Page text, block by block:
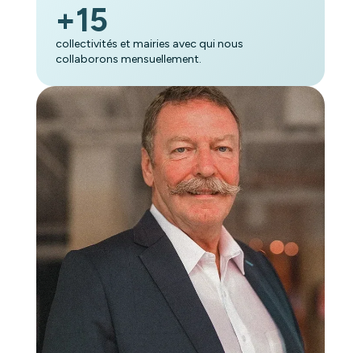
+15
collectivités et mairies avec qui nous
collaborons mensuellement.